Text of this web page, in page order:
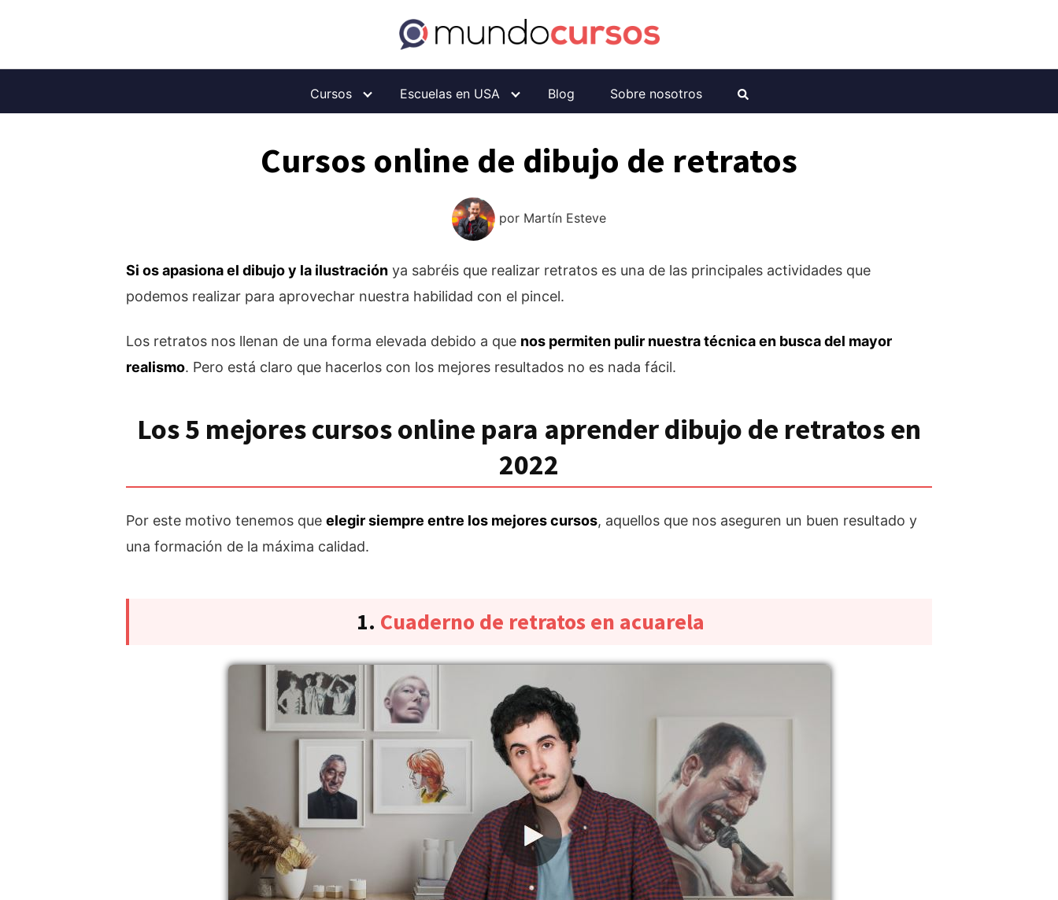
Cursos Escuelas en USA Blog Sobre nosotros
Cursos online de dibujo de retratos
por Martín Esteve
Si os apasiona el dibujo y la ilustración ya sabréis que realizar retratos es una de las principales actividades que
podemos realizar para aprovechar nuestra habilidad con el pincel.
Los retratos nos llenan de una forma elevada debido a que nos permiten pulir nuestra técnica en busca del mayor
realismo. Pero está claro que hacerlos con los mejores resultados no es nada fácil.
Los 5 mejores cursos online para aprender dibujo de retratos en
2022
Por este motivo tenemos que elegir siempre entre los mejores cursos, aquellos que nos aseguren un buen resultado y
una formación de la máxima calidad.
1. Cuaderno de retratos en acuarela